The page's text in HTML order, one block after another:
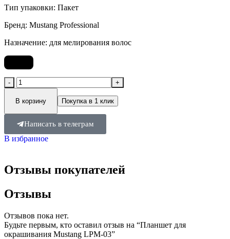
Тип упаковки: Пакет
Бренд: Mustang Professional
Назначение: для мелирования волос
В корзину Покупка в 1 клик
Написать в телеграм
В избранное
Отзывы покупателей
Отзывы
Отзывов пока нет.
Будьте первым, кто оставил отзыв на “Планшет для
окрашивания Mustang LPM-03”